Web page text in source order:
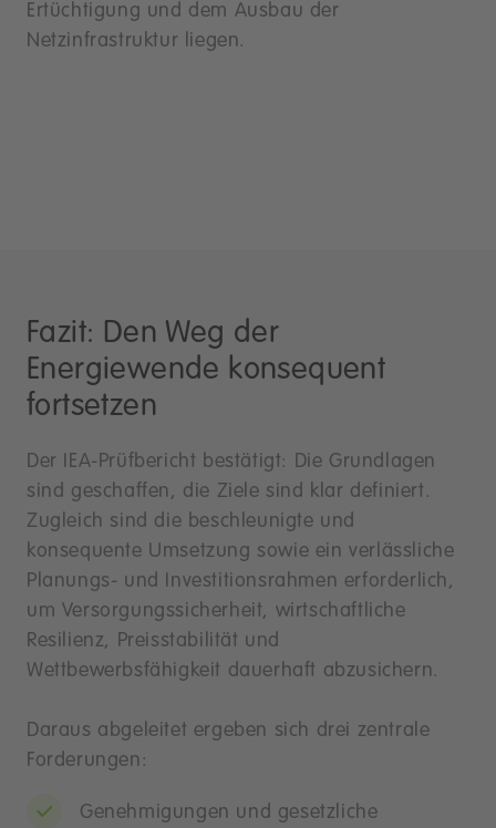
Ertüchtigung und dem Ausbau der
Netzinfrastruktur liegen.
Fazit: Den Weg der
Energiewende konsequent
fortsetzen
Der IEA-Prüfbericht bestätigt: Die Grundlagen
sind geschaffen, die Ziele sind klar definiert.
Zugleich sind die beschleunigte und
konsequente Umsetzung sowie ein verlässliche
Planungs- und Investitionsrahmen erforderlich,
um Versorgungssicherheit, wirtschaftliche
Resilienz, Preisstabilität und
Wettbewerbsfähigkeit dauerhaft abzusichern.
Daraus abgeleitet ergeben sich drei zentrale
Forderungen:
Genehmigungen und gesetzliche